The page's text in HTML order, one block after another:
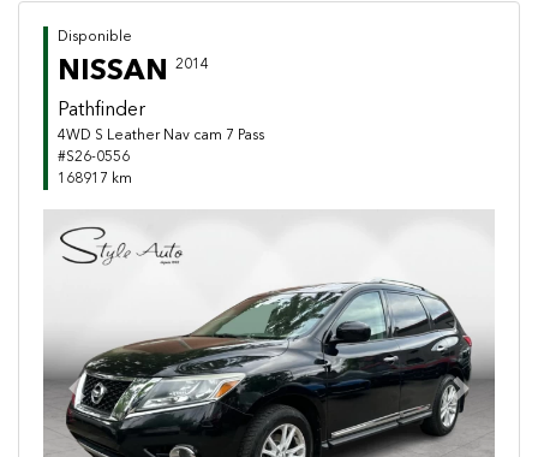
Disponible
NISSAN 2014
Pathfinder
4WD S Leather Nav cam 7 Pass
#S26-0556
168917 km
Previous Next